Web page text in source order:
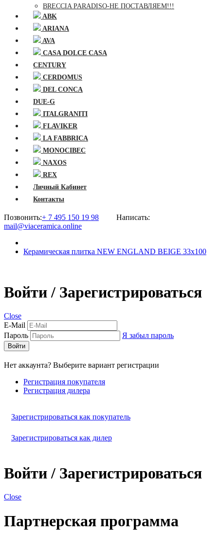
BRECCIA PARADISO-НЕ ПОСТАВЛЯЕМ!!!
ABK
ARIANA
AVA
CASA DOLCE CASA
CENTURY
CERDOMUS
DEL CONCA
DUE-G
ITALGRANITI
FLAVIKER
LA FABBRICA
MONOCIBEC
NAXOS
REX
Личный Кабинет
Контакты
Позвонить:+ 7 495 150 19 98 Написать:
mail@viaceramica.online
Керамическая плитка NEW ENGLAND BEIGE 33x100
Войти / Зарегистрироваться
Close
E-Mail
Пароль
Я забыл пароль
Войти
Нет аккаунта? Выберите вариант регистрации
Регистрация покупателя
Регистрация дилера
Зарегистрироваться как покупатель
Зарегистрироваться как дилер
Войти / Зарегистрироваться
Close
Партнерская программа